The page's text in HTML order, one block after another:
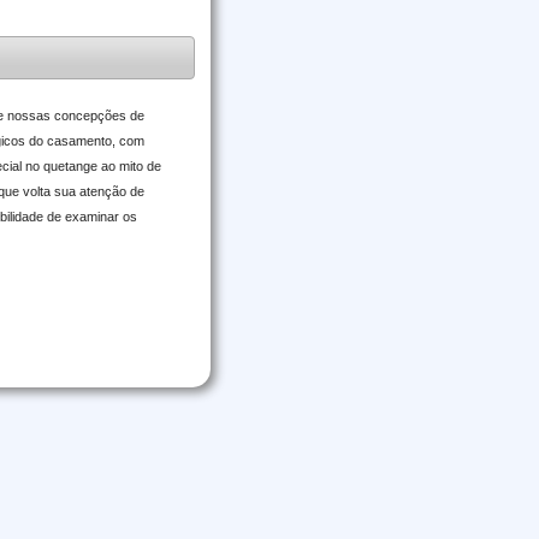
nossas concepções de
do casamento, com
no quetange ao mito de
volta sua atenção de
de examinar os